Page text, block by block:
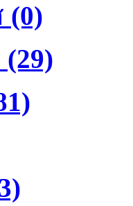
(0)
(29)